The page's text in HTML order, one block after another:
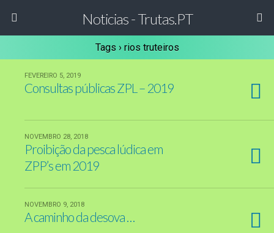
Noticias - Trutas.PT
Tags › rios truteiros
FEVEREIRO 5, 2019
Consultas públicas ZPL – 2019
NOVEMBRO 28, 2018
Proibição da pesca lúdica em
ZPP’s em 2019
NOVEMBRO 9, 2018
A caminho da desova …